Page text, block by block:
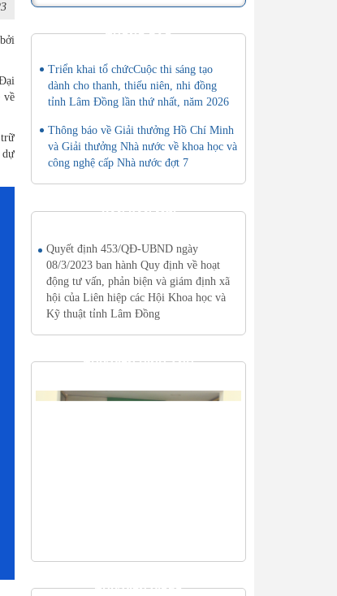
về
trữ
dự
THÔNG BÁO
Triển khai tổ chứcCuộc thi sáng tạo
dành cho thanh, thiếu niên, nhi đồng
tỉnh Lâm Đồng lần thứ nhất, năm 2026
Thông báo về Giải thưởng Hồ Chí Minh
và Giải thưởng Nhà nước về khoa học và
công nghệ cấp Nhà nước đợt 7
VĂN BẢN MỚI
Quyết định 453/QĐ-UBND ngày
08/3/2023 ban hành Quy định về hoạt
động tư vấn, phản biện và giám định xã
hội của Liên hiệp các Hội Khoa học và
Kỹ thuật tỉnh Lâm Đồng
THƯ VIỆN HÌNH ẢNH
THƯ VIỆN VIDEO